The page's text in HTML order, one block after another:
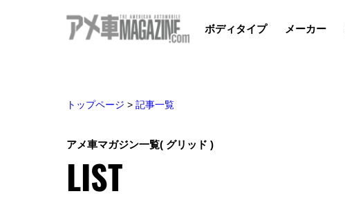
ボディタイプ メーカー
トップページ > 記事一覧
アメ車マガジン一覧( グリッド )
LIST